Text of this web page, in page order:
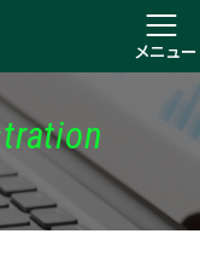
メニュー